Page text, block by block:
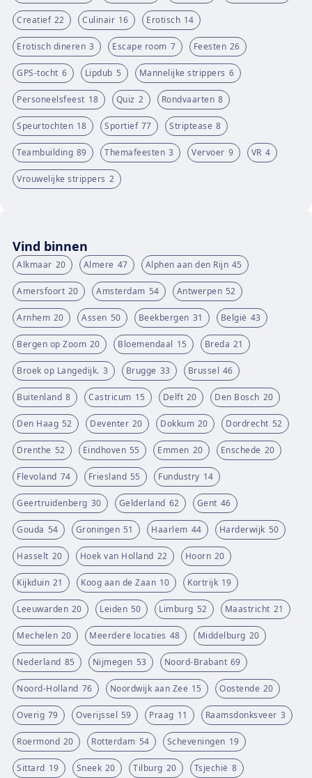
Creatief 22 Culinair 16 Erotisch 14
Erotisch dineren 3 Escape room 7 Feesten 26
GPS-tocht 6 Lipdub 5 Mannelijke strippers 6
Personeelsfeest 18 Quiz 2 Rondvaarten 8
Speurtochten 18 Sportief 77 Striptease 8
Teambuilding 89 Themafeesten 3 Vervoer 9 VR 4
Vrouwelijke strippers 2
Vind binnen
Alkmaar 20 Almere 47 Alphen aan den Rijn 45
Amersfoort 20 Amsterdam 54 Antwerpen 52
Arnhem 20 Assen 50 Beekbergen 31 België 43
Bergen op Zoom 20 Bloemendaal 15 Breda 21
Broek op Langedijk. 3 Brugge 33 Brussel 46
Buitenland 8 Castricum 15 Delft 20 Den Bosch 20
Den Haag 52 Deventer 20 Dokkum 20 Dordrecht 52
Drenthe 52 Eindhoven 55 Emmen 20 Enschede 20
Flevoland 74 Friesland 55 Fundustry 14
Geertruidenberg 30 Gelderland 62 Gent 46
Gouda 54 Groningen 51 Haarlem 44 Harderwijk 50
Hasselt 20 Hoek van Holland 22 Hoorn 20
Kijkduin 21 Koog aan de Zaan 10 Kortrijk 19
Leeuwarden 20 Leiden 50 Limburg 52 Maastricht 21
Mechelen 20 Meerdere locaties 48 Middelburg 20
Nederland 85 Nijmegen 53 Noord-Brabant 69
Noord-Holland 76 Noordwijk aan Zee 15 Oostende 20
Overig 79 Overijssel 59 Praag 11 Raamsdonksveer 3
Roermond 20 Rotterdam 54 Scheveningen 19
Sittard 19 Sneek 20 Tilburg 20 Tsjechië 8